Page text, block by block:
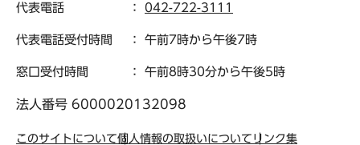
代表電話 ： 042-722-3111
代表電話受付時間 ： 午前7時から午後7時
窓口受付時間 ： 午前8時30分から午後5時
法人番号 6000020132098
このサイトについて個人情報の取扱いについて リンク集